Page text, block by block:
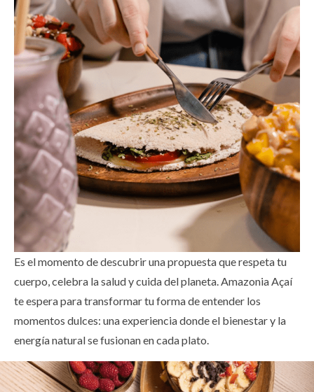
Es el momento de descubrir una propuesta que respeta tu
cuerpo, celebra la salud y cuida del planeta. Amazonia Açaí
te espera para transformar tu forma de entender los
momentos dulces: una experiencia donde el bienestar y la
energía natural se fusionan en cada plato.